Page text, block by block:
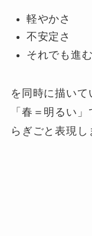
軽やかさ
不安定さ
それでも進
を同時に描いて
「春＝明るい
らぎごと表現し